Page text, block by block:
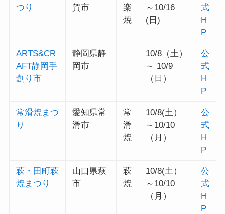
つり
賀市
楽
焼
～10/16
(日)
式
H
P
ARTS&CR
AFT静岡手
創り市
静岡県静
岡市
10/8（土）
～ 10/9
（日）
公
式
H
P
常滑焼まつ
り
愛知県常
滑市
常
滑
焼
10/8(土）
～10/10
（月）
公
式
H
P
萩・田町萩
焼まつり
山口県萩
市
萩
焼
10/8(土）
～10/10
（月）
公
式
H
P